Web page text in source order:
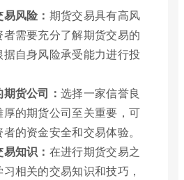
风险： 期货交易具有高风
者需要充分了解期货交易的
据自身风险承受能力进行投
货公司： 选择一家信誉良
的期货公司至关重要，可
的资金安全和交易体验。
知识： 在进行期货交易之
相关的交易知识和技巧，